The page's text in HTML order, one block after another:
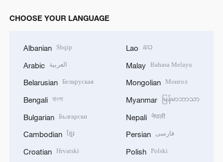
CHOOSE YOUR LANGUAGE
Albanian Shqip
Arabic العربية
Belarusian Беларуская
Bengali বাংলা
Bulgarian Български
Cambodian ខ្មែរ
Croatian Hrvatski
Lao ລາວ
Malay Bahasa Melayu
Mongolian Монгол
Myanmar မြန်မာဘာသာ
Nepali नेपाली
Persian فارسی
Polish Polski